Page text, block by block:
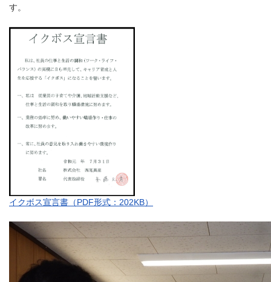
す。
イクボス宣言書（PDF形式：202KB）